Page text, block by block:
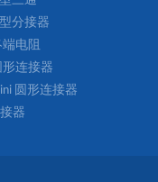
分接器
端电阻
形连接器
圆形连接器
器